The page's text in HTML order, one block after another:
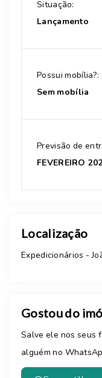
Situação:
Lançamento
Possui mobília?:
Sem mobília
Previsão de
FEVEREIRO
Localização
Expedicionários -
Gostou do
Salve ele nos seus
alguém no